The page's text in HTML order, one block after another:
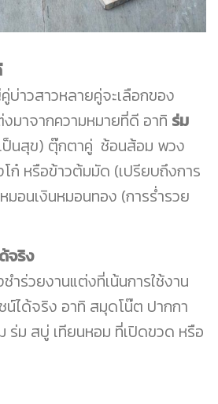
บ่าวสาวหลายคู่จะเลือกของ
มาจากความหมายที่ดี อาทิ ร่ม
ป็นสุข) ตุ๊กตาคู่ ช้อนส้อม พวง
ก๋ หรือข้าวต้มมัด (เปรียบถึงการ
อนเงินหมอนทอง (การร่ำรวย
จริง
ำร่วยงานแต่งที่เน้นการใช้งาน
น์ได้จริง อาทิ สมุดโน๊ต ปากกา
ร่ม สบู่ เทียนหอม ที่เปิดขวด หรือ